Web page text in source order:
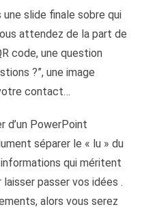
slide finale sobre qui
attendez de la part de
code, une question
?”, une image
contact…
d’un PowerPoint
séparer le « lu » du
qui méritent
passer vos idées .
alors vous serez